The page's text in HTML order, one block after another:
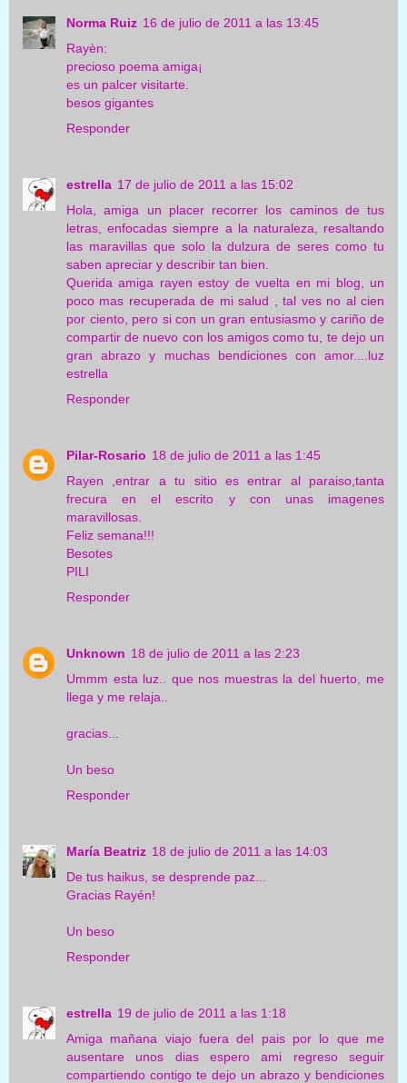
Norma Ruiz 16 de julio de 2011 a las 13:45
Rayèn:
precioso poema amiga¡
es un palcer visitarte.
besos gigantes
Responder
estrella 17 de julio de 2011 a las 15:02
Hola, amiga un placer recorrer los caminos de tus
letras, enfocadas siempre a la naturaleza, resaltando
las maravillas que solo la dulzura de seres como tu
saben apreciar y describir tan bien.
Querida amiga rayen estoy de vuelta en mi blog, un
poco mas recuperada de mi salud , tal ves no al cien
por ciento, pero si con un gran entusiasmo y cariño de
compartir de nuevo con los amigos como tu, te dejo un
gran abrazo y muchas bendiciones con amor....luz
estrella
Responder
Pilar-Rosario 18 de julio de 2011 a las 1:45
Rayen ,entrar a tu sitio es entrar al paraiso,tanta
frecura en el escrito y con unas imagenes
maravillosas.
Feliz semana!!!
Besotes
PILI
Responder
Unknown 18 de julio de 2011 a las 2:23
Ummm esta luz.. que nos muestras la del huerto, me
llega y me relaja..
gracias...
Un beso
Responder
María Beatriz 18 de julio de 2011 a las 14:03
De tus haikus, se desprende paz...
Gracias Rayén!
Un beso
Responder
estrella 19 de julio de 2011 a las 1:18
Amiga mañana viajo fuera del pais por lo que me
ausentare unos dias espero ami regreso seguir
compartiendo contigo te dejo un abrazo y bendiciones